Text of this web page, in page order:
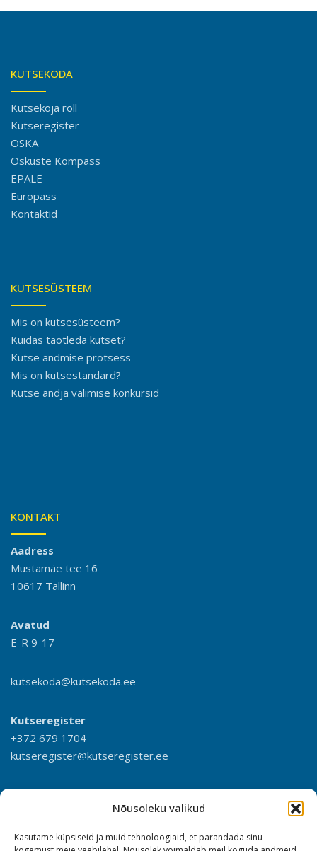
Nõusoleku valikud
Kasutame küpsiseid ja muid tehnoloogiaid, et parandada sinu
KUTSEKODA
Kutsekoja roll
Kutseregister
OSKA
Oskuste Kompass
EPALE
Europass
Kontaktid
KUTSESÜSTEEM
Mis on kutsesüsteem?
Kuidas taotleda kutset?
Kutse andmise protsess
Mis on kutsestandard?
Kutse andja valimise konkursid
KONTAKT
Aadress
Mustamäe tee 16
10617 Tallinn
Avatud
E-R 9-17
kutsekoda@kutsekoda.ee
Kutseregister
+372 679 1704
kutseregister@kutseregister.ee